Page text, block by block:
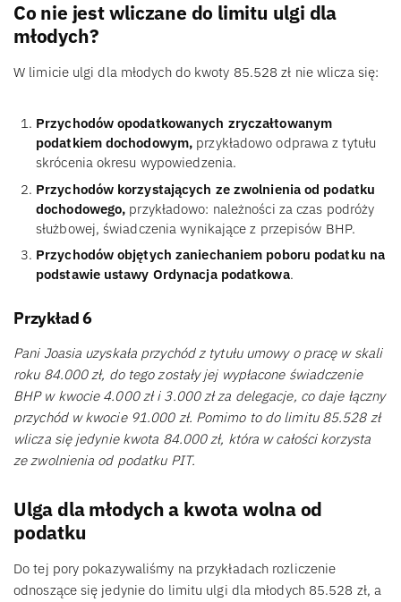
Co nie jest wliczane do limitu ulgi dla
młodych?
W limicie ulgi dla młodych do kwoty 85.528 zł nie wlicza się:
Przychodów opodatkowanych zryczałtowanym
podatkiem dochodowym, przykładowo odprawa z tytułu
skrócenia okresu wypowiedzenia.
Przychodów korzystających ze zwolnienia od podatku
dochodowego, przykładowo: należności za czas podróży
służbowej, świadczenia wynikające z przepisów BHP.
Przychodów objętych zaniechaniem poboru podatku na
podstawie ustawy Ordynacja podatkowa.
Przykład 6
Pani Joasia uzyskała przychód z tytułu umowy o pracę w skali
roku 84.000 zł, do tego zostały jej wypłacone świadczenie
BHP w kwocie 4.000 zł i 3.000 zł za delegacje, co daje łączny
przychód w kwocie 91.000 zł. Pomimo to do limitu 85.528 zł
wlicza się jedynie kwota 84.000 zł, która w całości korzysta
ze zwolnienia od podatku PIT.
Ulga dla młodych a kwota wolna od
podatku
Do tej pory pokazywaliśmy na przykładach rozliczenie
odnoszące się jedynie do limitu ulgi dla młodych 85.528 zł, a